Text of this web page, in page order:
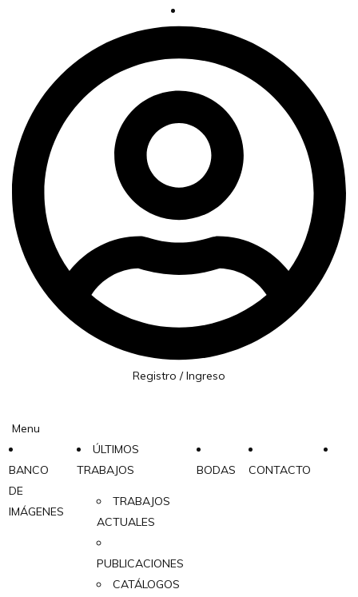
Registro / Ingreso
Menu
BANCO
DE
IMÁGENES
ÚLTIMOS
TRABAJOS
TRABAJOS
ACTUALES
PUBLICACIONES
CATÁLOGOS
BODAS CONTACTO